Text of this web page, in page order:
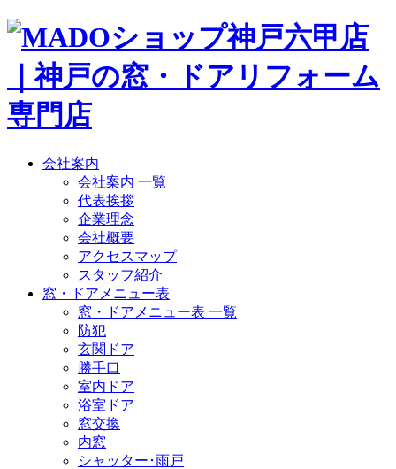
会社案内
会社案内 一覧
代表挨拶
企業理念
会社概要
アクセスマップ
スタッフ紹介
窓・ドアメニュー表
窓・ドアメニュー表 一覧
防犯
玄関ドア
勝手口
室内ドア
浴室ドア
窓交換
内窓
シャッター･雨戸